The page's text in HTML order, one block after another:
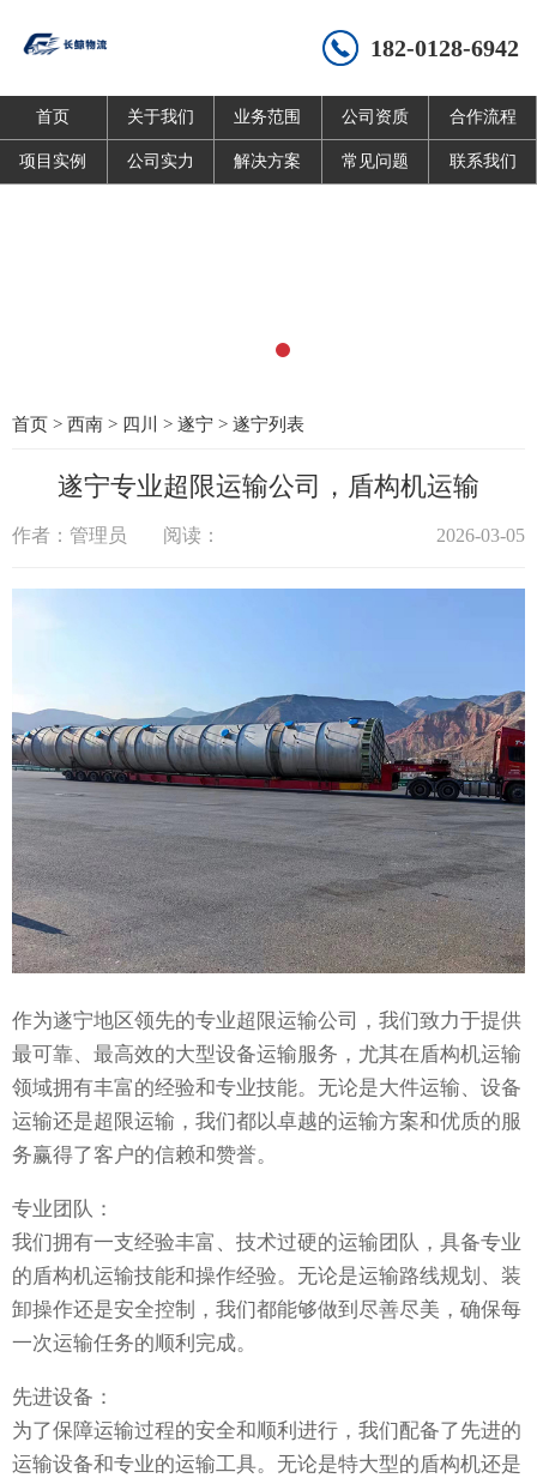
182-0128-6942
首页 关于我们 业务范围 公司资质 合作流程
项目实例 公司实力 解决方案 常见问题 联系我们
首页 > 西南 > 四川 > 遂宁 > 遂宁列表
遂宁专业超限运输公司，盾构机运输
作者：管理员 阅读： 2026-03-05
作为遂宁地区领先的专业超限运输公司，我们致力于提供
最可靠、最高效的大型设备运输服务，尤其在盾构机运输
领域拥有丰富的经验和专业技能。无论是大件运输、设备
运输还是超限运输，我们都以卓越的运输方案和优质的服
务赢得了客户的信赖和赞誉。
专业团队：
我们拥有一支经验丰富、技术过硬的运输团队，具备专业
的盾构机运输技能和操作经验。无论是运输路线规划、装
卸操作还是安全控制，我们都能够做到尽善尽美，确保每
一次运输任务的顺利完成。
先进设备：
为了保障运输过程的安全和顺利进行，我们配备了先进的
运输设备和专业的运输工具。无论是特大型的盾构机还是